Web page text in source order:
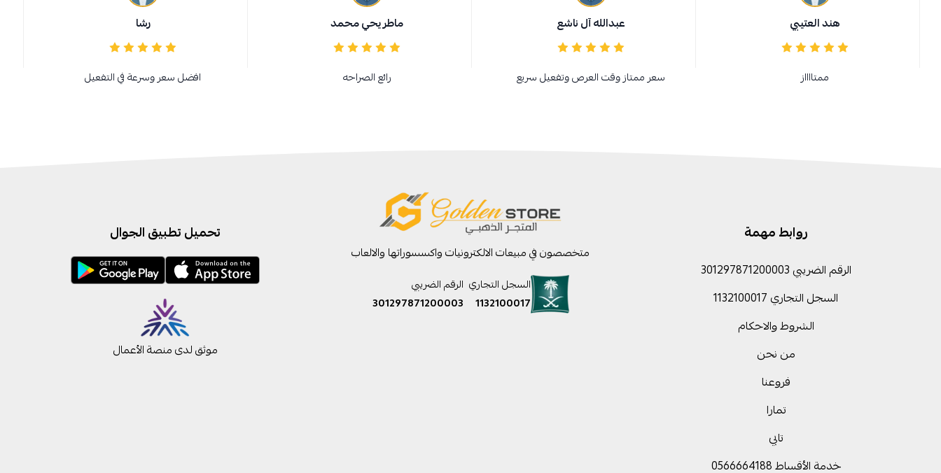
هند العتيبي
ممتااااز
عبدالله آل ناشع
سعر ممتاز وقت العرص وتفعيل سريع
ماطر يحي محمد
رائع الصراحه
رشا
افضل سعر وسرعة في التفعيل
روابط مهمة
الرقم الضريبي 301297871200003
السجل التجاري 1132100017
الشروط والاحكام
من نحن
فروعنا
تمارا
تابي
خدمة الأقساط 0566664188
متخصصون في مبيعات الالكترونيات واكسسوراتها والالعاب
السجل التجاري
1132100017
الرقم الضريبي
301297871200003
تحميل تطبيق الجوال
موثق لدى منصة الأعمال